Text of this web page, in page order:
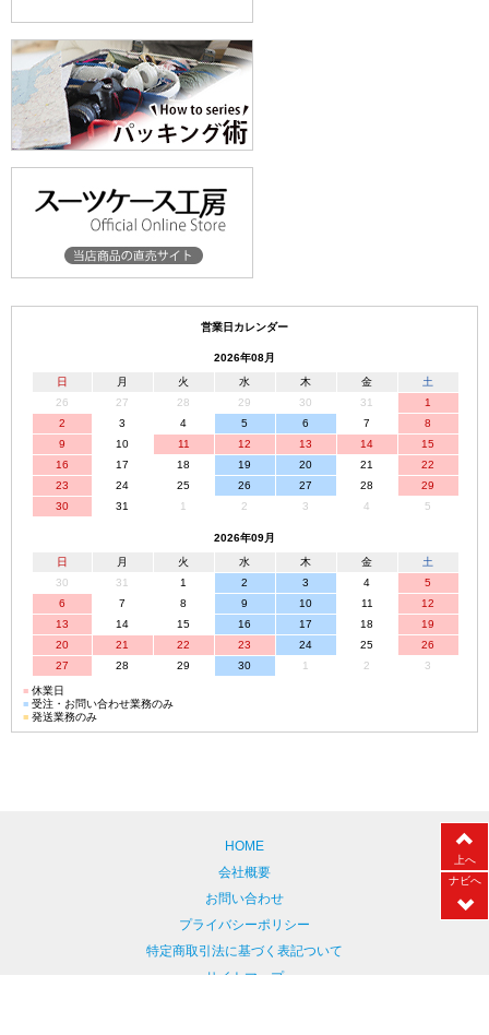
営業日カレンダー
2026年08月
日
月 火 水 木 金
土
26
27 28 29 30 31
1
2
3 4 5 6 7
8
9
10 11 12 13 14
15
16
17 18 19 20 21
22
23
24 25 26 27 28
29
30
31 1 2 3 4 5
2026年09月
日
月 火 水 木 金
土
30
31 1 2 3 4
5
6
7 8 9 10 11
12
13
14 15 16 17 18
19
20
21 22 23 24 25
26
27
28 29 30 1 2 3
■ 休業日
■ 受注・お問い合わせ業務のみ
■ 発送業務のみ
HOME
会社概要
お問い合わせ
プライバシーポリシー
特定商取引法に基づく表記ついて
サイトマップ
上へ
ナビへ